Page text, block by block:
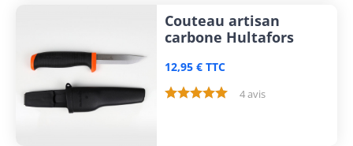
Couteau artisan
carbone Hultafors
12,95 € TTC
4 avis